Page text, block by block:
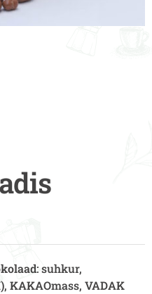
: suhkur,
, KAKAOmass, VADAK